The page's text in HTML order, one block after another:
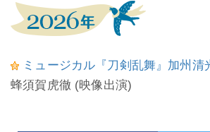
ミュージカル『刀剣乱舞』加州清
蜂須賀虎徹 (映像出演)